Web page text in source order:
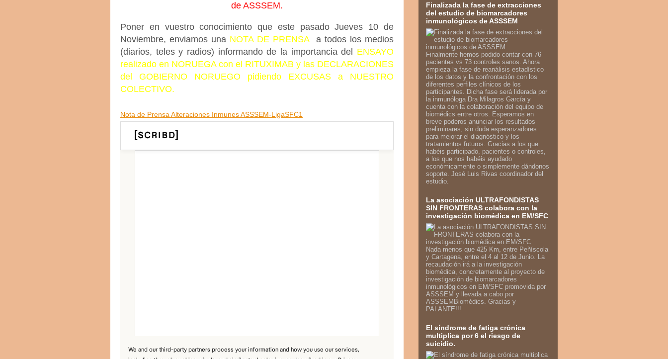
de ASSSEM.
Poner en vuestro conocimiento que este pasado Jueves 10 de
Noviembre, enviamos una NOTA DE PRENSAa todos los medios
(diarios, teles y radios) informando de la importancia del ENSAYO
realizado en NORUEGA con el RITUXIMAB y las DECLARACIONES
del GOBIERNO NORUEGO pidiendo EXCUSAS a NUESTRO
COLECTIVO.
Nota de Prensa Alteraciones Inmunes ASSSEM-LigaSFC1
Finalizada la fase de extracciones
del estudio de biomarcadores
inmunológicos de ASSSEM
Finalmente hemos podido contar con 76
pacientes vs 73 controles sanos. Ahora
empieza la fase de reanálisis estadístico
de los datos y la confrontación con los
diferentes perfiles clínicos de los
participantes. Dicha fase será liderada por
la inmunóloga Dra Milagros García y
cuenta con la colaboración del equipo de
biomédics entre otros. Esperamos en
breve poderos anunciar los resultados
preliminares, sin duda esperanzadores
para mejorar el diagnóstico y los
tratamientos futuros. Gracias a los que
habéis participado, pacientes o controles,
a los que nos habéis ayudado
económicamente o simplemente dándonos
soporte. José Luis Rivas coordinador del
estudio.
La asociación ULTRAFONDISTAS
SIN FRONTERAS colabora con la
investigación biomédica en EM/SFC
Nada menos que 425 Km, entre Peñíscola
y Cartagena, entre el 4 al 12 de Junio. La
recaudación irá a la investigación
biomédica, concretamente al proyecto de
investigación de biomarcadores
inmunológicos en EM/SFC promovida por
ASSSEM y llevada a cabo por
ASSSEMBiomédics. Gracias y
PALANTE!!!
El síndrome de fatiga crónica
multiplica por 6 el riesgo de
suicidio.